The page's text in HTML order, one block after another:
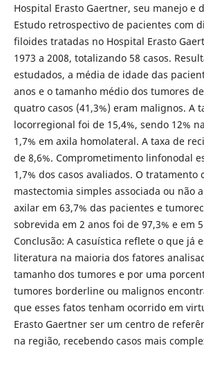
Hospital Erasto Gaertner, seu manejo e
Estudo retrospectivo de pacientes com
filoides tratadas no Hospital Erasto
1973 a 2008, totalizando 58 casos.
estudados, a média de idade das
anos e o tamanho médio dos tumores
quatro casos (41,3%) eram malignos. A
locorregional foi de 15,4%, sendo 12%
1,7% em axila homolateral. A taxa de
de 8,6%. Comprometimento linfonodal
1,7% dos casos avaliados. O tratamento
mastectomia simples associada ou não
axilar em 63,7% das pacientes e
sobrevida em 2 anos foi de 97,3% e em
Conclusão: A casuística reflete o que já
literatura na maioria dos fatores
tamanho dos tumores e por uma
tumores borderline ou malignos
que esses fatos tenham ocorrido em
Erasto Gaertner ser um centro de
na região, recebendo casos mais